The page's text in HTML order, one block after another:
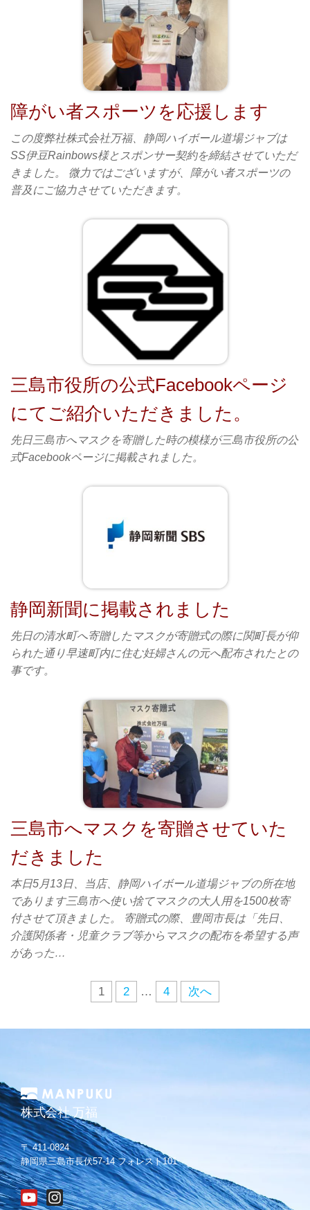
障がい者スポーツを応援します
この度弊社株式会社万福、静岡ハイボール道場ジャブは
SS伊豆Rainbows様とスポンサー契約を締結させていただ
きました。 微力ではございますが、障がい者スポーツの
普及にご協力させていただきます。
三島市役所の公式Facebookページ
にてご紹介いただきました。
先日三島市へマスクを寄贈した時の模様が三島市役所の公
式Facebookページに掲載されました。
静岡新聞に掲載されました
先日の清水町へ寄贈したマスクが寄贈式の際に関町長が仰
られた通り早速町内に住む妊婦さんの元へ配布されたとの
事です。
三島市へマスクを寄贈させていた
だきました
本日5月13日、当店、静岡ハイボール道場ジャブの所在地
であります三島市へ使い捨てマスクの大人用を1500枚寄
付させて頂きました。 寄贈式の際、豊岡市長は「先日、
介護関係者・児童クラブ等からマスクの配布を希望する声
があった…
1 2 … 4 次へ
株式会社 万福
〒 411-0824
静岡県三島市長伏57-14 フォレスト101